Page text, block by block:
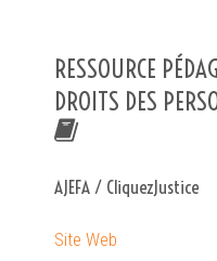
RESSOURCE
DROITS DES
AJEFA / CliquezJustice
Site Web